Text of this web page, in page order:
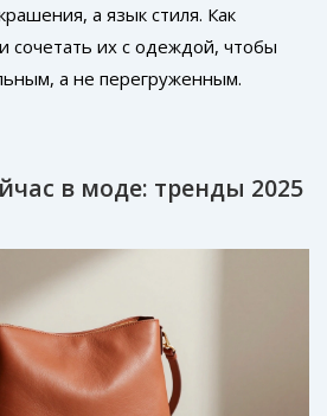
а язык стиля. Как
сочетать их с одеждой, чтобы
а не перегруженным.
жизни.
в моде: тренды 2025